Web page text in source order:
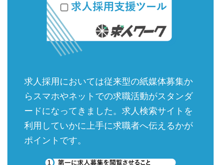
求人採用においては従来型の紙媒体募集か
らスマホやネットでの求職活動がスタンダ
ードになってきました。求人検索サイトを
利用していかに上手に求職者へ伝えるかが
ポイントです。